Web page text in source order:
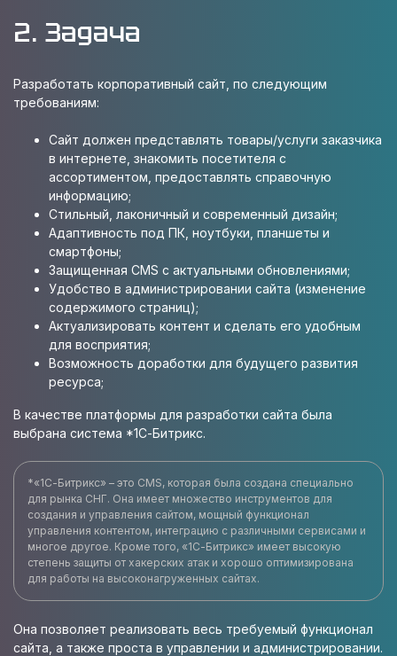
2. Задача
Разработать корпоративный сайт, по следующим
требованиям:
Сайт должен представлять товары/услуги заказчика
в интернете, знакомить посетителя с
ассортиментом, предоставлять справочную
информацию;
Стильный, лаконичный и современный дизайн;
Адаптивность под ПК, ноутбуки, планшеты и
смартфоны;
Защищенная CMS с актуальными обновлениями;
Удобство в администрировании сайта (изменение
содержимого страниц);
Актуализировать контент и сделать его удобным
для восприятия;
Возможность доработки для будущего развития
ресурса;
В качестве платформы для разработки сайта была
выбрана система *1С-Битрикс.
*«1С-Битрикс» – это CMS, которая была создана специально
для рынка СНГ. Она имеет множество инструментов для
создания и управления сайтом, мощный функционал
управления контентом, интеграцию с различными сервисами и
многое другое. Кроме того, «1С-Битрикс» имеет высокую
степень защиты от хакерских атак и хорошо оптимизирована
для работы на высоконагруженных сайтах.
Она позволяет реализовать весь требуемый функционал
сайта, а также проста в управлении и администрировании.